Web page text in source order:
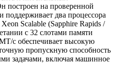
построен на проверенной
поддерживает два процессора
Scalable (Sapphire Rapids /
с 32 слотами памяти
с обеспечивает высокую
пропускную способность
задачами, включая машинное